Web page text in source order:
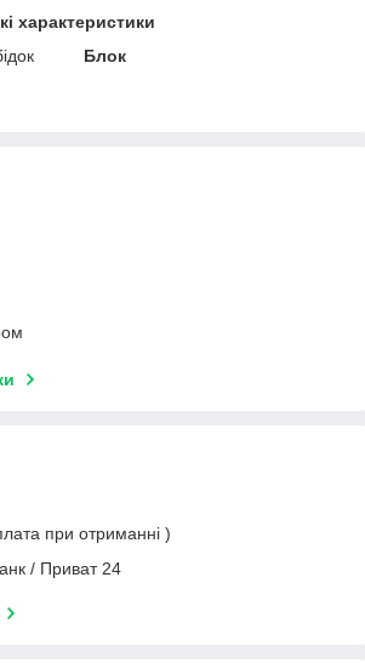
характеристики
Блок
при отриманні )
/ Приват 24